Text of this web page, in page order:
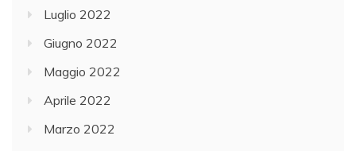
Luglio 2022
Giugno 2022
Maggio 2022
Aprile 2022
Marzo 2022